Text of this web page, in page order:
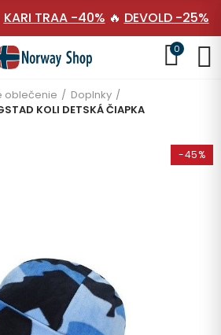
KARI TRAA -40% 🔥 DEVOLD -25%
0
oblečenie
Doplnky
KOLI DETSKÁ ČIAPKA
-45%